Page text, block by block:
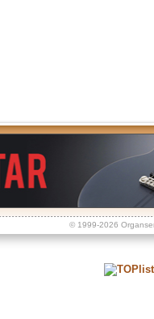
© 1999-2026